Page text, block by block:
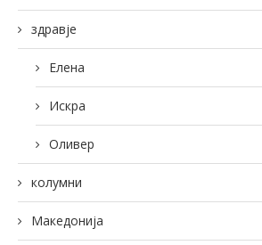
здравје
Елена
Искра
Оливер
колумни
Македонија